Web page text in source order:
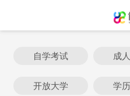
自学考试 成
开放大学 学